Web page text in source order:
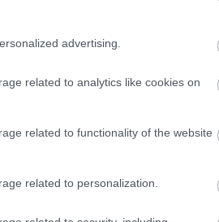
advertising.
related to analytics like cookies on
related to functionality of the website
related to personalization.